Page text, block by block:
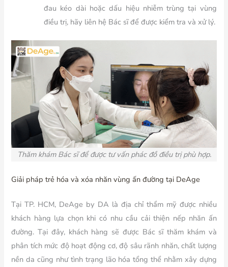
đau kéo dài hoặc dấu hiệu nhiễm trùng tại vùng
điều trị, hãy liên hệ Bác sĩ để được kiểm tra và xử lý.
Thăm khám Bác sĩ để được tư vấn phác đồ điều trị phù hợp.
Giải pháp trẻ hóa và xóa nhăn vùng ấn đường tại DeAge
Tại TP. HCM, DeAge by DA là địa chỉ thẩm mỹ được nhiều
khách hàng lựa chọn khi có nhu cầu cải thiện nếp nhăn ấn
đường. Tại đây, khách hàng sẽ được Bác sĩ thăm khám và
phân tích mức độ hoạt động cơ, độ sâu rãnh nhăn, chất lượng
nền da cũng như tình trạng lão hóa tổng thể nhằm xây dựng